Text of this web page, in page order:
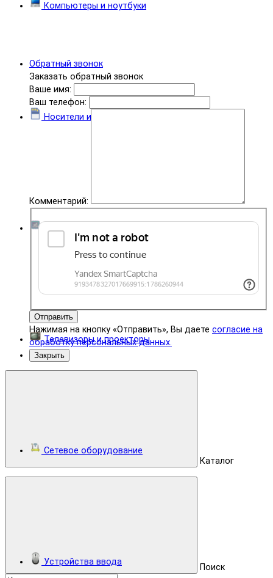
Обратный звонок
Заказать обратный звонок
Ваше имя:
Ваш телефон:
Комментарий:
Отправить
Нажимая на кнопку «Отправить», Вы даете согласие на
обработку персональных данных.
Закрыть
Каталог
Поиск
Компьютеры и ноутбуки
Носители информации
Комплектующие
Телевизоры и проекторы
Сетевое оборудование
Устройства ввода